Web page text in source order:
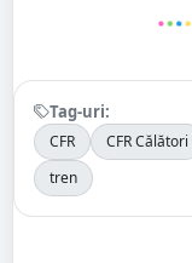
Tag-uri:
CFR CFR Călători
tren